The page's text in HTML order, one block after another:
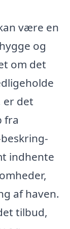
være en
og
om det
er det
fra
indhente
af haven.
tilbud,